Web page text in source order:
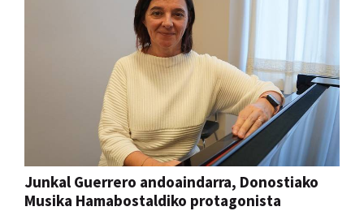
Junkal Guerrero andoaindarra, Donostiako
Musika Hamabostaldiko protagonista